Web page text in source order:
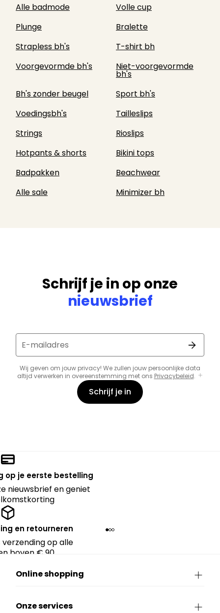
Alle badmode
Volle cup
Plunge
Bralette
Strapless bh's
T-shirt bh
Voorgevormde bh's
Niet-voorgevormde
bh's
Bh's zonder beugel
Sport bh's
Voedingsbh's
Tailleslips
Strings
Rioslips
Hotpants & shorts
Bikini tops
Badpakken
Beachwear
Alle sale
Minimizer bh
Schrijf je in op onze
nieuwsbrief
E-mailadres
Wij geven om jouw privacy! We zullen jouw persoonlijke data
altijd verwerken in overeenstemming met ons Privacybeleid.
Schrijf je in
op je eerste bestelling
nieuwsbrief en geniet
en retourneren
op alle
boven € 90.
Online shopping
Onze services